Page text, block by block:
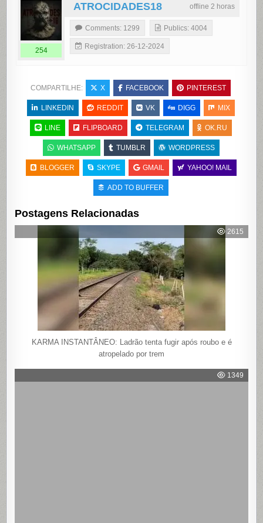
offline 2 horas
ATROCIDADES18
254
Comments: 1299 Publics: 4004
Registration: 26-12-2024
COMPARTILHE: X FACEBOOK PINTEREST
LINKEDIN REDDIT VK DIGG MIX
LINE FLIPBOARD TELEGRAM OK.RU
WHATSAPP TUMBLR WORDPRESS
BLOGGER SKYPE GMAIL YAHOO! MAIL
ADD TO BUFFER
Postagens Relacionadas
2615
KARMA INSTANTÂNEO: Ladrão tenta fugir após roubo e é
atropelado por trem
1349